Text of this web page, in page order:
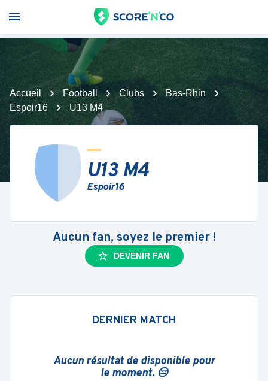
Accueil Football Clubs
Bas-Rhin
Espoir16
U13 M4
U13 M4
Espoir16
Aucun fan, soyez le premier !
DEVENIR FAN
DERNIER MATCH
Aucun résultat de disponible pour
le moment. 😔